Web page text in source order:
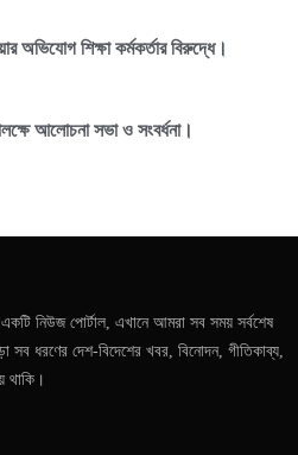
অভিযোগ শিক্ষা কর্মকর্তার বিরুদ্ধে।
আলোচনা সভা ও সংবর্ধনা।
নিউজ পোর্টাল, এখানে আমরা সব সময় সর্বশেষ
সব ধরণের দেশ-বিদেশের খবর, বিনোদন, গীতিকাব্য,
থাকি।